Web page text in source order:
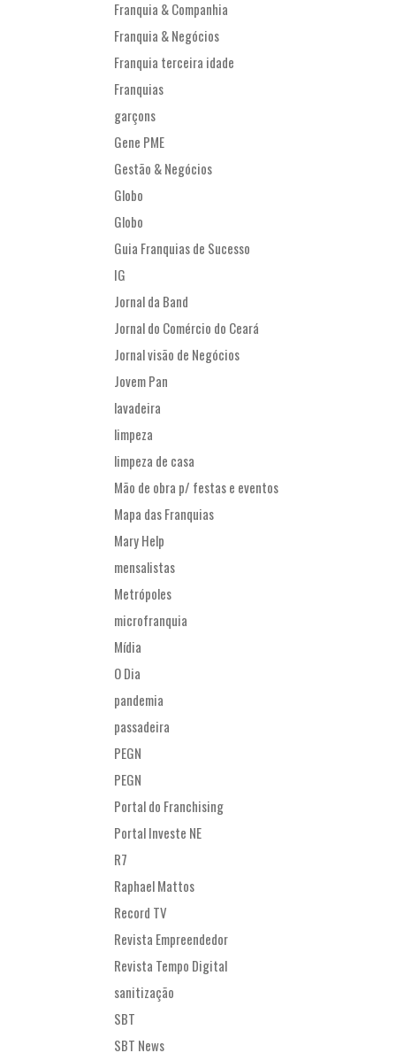
Franquia & Companhia
Franquia & Negócios
Franquia terceira idade
Franquias
garçons
Gene PME
Gestão & Negócios
Globo
Globo
Guia Franquias de Sucesso
IG
Jornal da Band
Jornal do Comércio do Ceará
Jornal visão de Negócios
Jovem Pan
lavadeira
limpeza
limpeza de casa
Mão de obra p/ festas e eventos
Mapa das Franquias
Mary Help
mensalistas
Metrópoles
microfranquia
Mídia
O Dia
pandemia
passadeira
PEGN
PEGN
Portal do Franchising
Portal Investe NE
R7
Raphael Mattos
Record TV
Revista Empreendedor
Revista Tempo Digital
sanitização
SBT
SBT News